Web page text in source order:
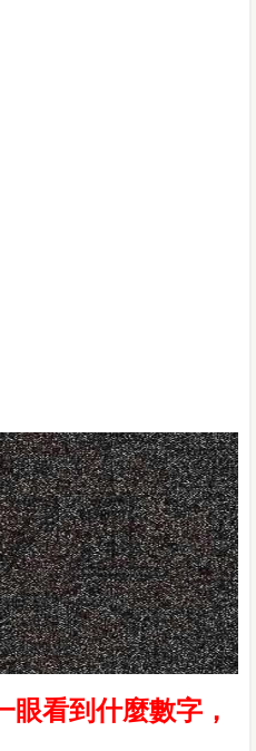
眼看到什麼數字，